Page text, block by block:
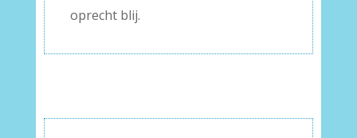
oprecht blij.